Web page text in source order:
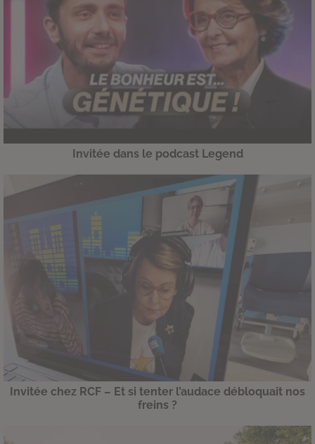
Invitée dans le podcast Legend
Invitée chez RCF – Et si tenter l’audace débloquait nos
freins ?